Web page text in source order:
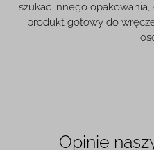
szukać innego
produkt gotowy do
Opinie